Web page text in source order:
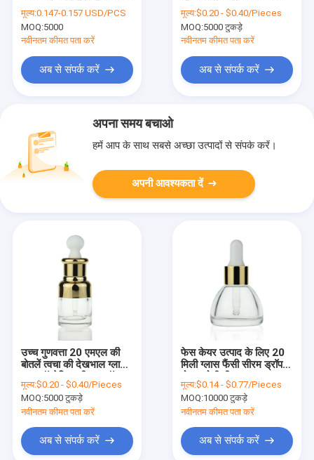
कॉस्मेटिक त्वचा देखभाल और
आवश्यक तेलों के लिए
मूल्य:0.147-0.157 USD/PCS
MOQ:5000
नवीनतम कीमत पता करें
अब से संपर्क करें
मूल्य:$0.20 - $0.40/Pieces
MOQ:5000 टुकड़े
नवीनतम कीमत पता करें
अब से संपर्क करें
अपना समय बचाओ
हमें आप के साथ सबसे अच्छा उत्पादों से संपर्क करें।
अपनी आवश्यकता दें
उच्च गुणवत्ता 20 एमएल की
बोतलें त्वचा की देखभाल ग्लास
बोतल गोल्ड कैप आवश्यक तेल
की बोतल S032
मूल्य:$0.20 - $0.40/Pieces
MOQ:5000 टुकड़े
नवीनतम कीमत पता करें
अब से संपर्क करें
फेस केयर उत्पाद के लिए 20
मिली ग्लास फैंसी सीरम ड्रॉपर
मूल्य:$0.14 - $0.77/Pieces
MOQ:10000 टुकड़े
नवीनतम कीमत पता करें
अब से संपर्क करें